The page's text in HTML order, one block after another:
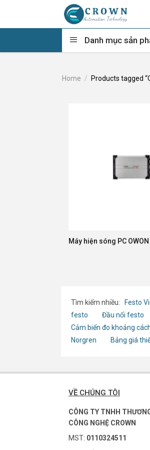
content
Danh mục sản
Home / Products tagged
Máy hiện sóng PC
Tìm kiếm nhiều: Festo
festo
Đầu nối festo
Cảm biến đo khoảng
Norgren
Bảng giá
VỀ CHÚNG TÔI
CÔNG TY TNHH
CÔNG NGHỆ CROWN
MST: 0110324511